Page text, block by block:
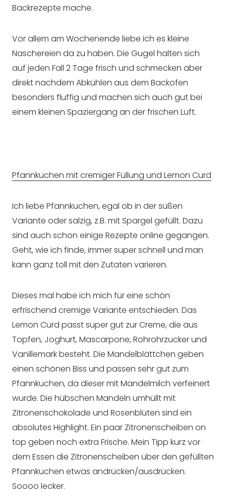
Backrezepte mache.
Vor allem am Wochenende liebe ich es kleine
Naschereien da zu haben. Die Gugel halten sich
auf jeden Fall 2 Tage frisch und schmecken aber
direkt nachdem Abkühlen aus dem Backofen
besonders fluffig und machen sich auch gut bei
einem kleinen Spaziergang an der frischen Luft.
Pfannkuchen mit cremiger Füllung und Lemon Curd
Ich liebe Pfannkuchen, egal ob in der süßen
Variante oder salzig, z.B. mit Spargel gefüllt. Dazu
sind auch schon einige Rezepte online gegangen.
Geht, wie ich finde, immer super schnell und man
kann ganz toll mit den Zutaten varieren.
Dieses mal habe ich mich für eine schön
erfrischend cremige Variante entschieden. Das
Lemon Curd passt super gut zur Creme, die aus
Topfen, Joghurt, Mascarpone, Rohrohrzucker und
Vanillemark besteht. Die Mandelblättchen geben
einen schönen Biss und passen sehr gut zum
Pfannkuchen, da dieser mit Mandelmilch verfeinert
wurde. Die hübschen Mandeln umhüllt mit
Zitronenschokolade und Rosenblüten sind ein
absolutes Highlight. Ein paar Zitronenscheiben on
top geben noch extra Frische. Mein Tipp kurz vor
dem Essen die Zitronenscheiben über den gefüllten
Pfannkuchen etwas andrücken/ausdrücken.
Soooo lecker.